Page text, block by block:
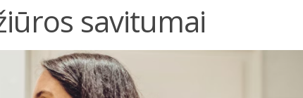
savitumai